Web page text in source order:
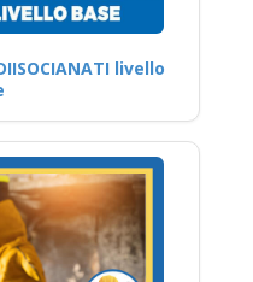
livello